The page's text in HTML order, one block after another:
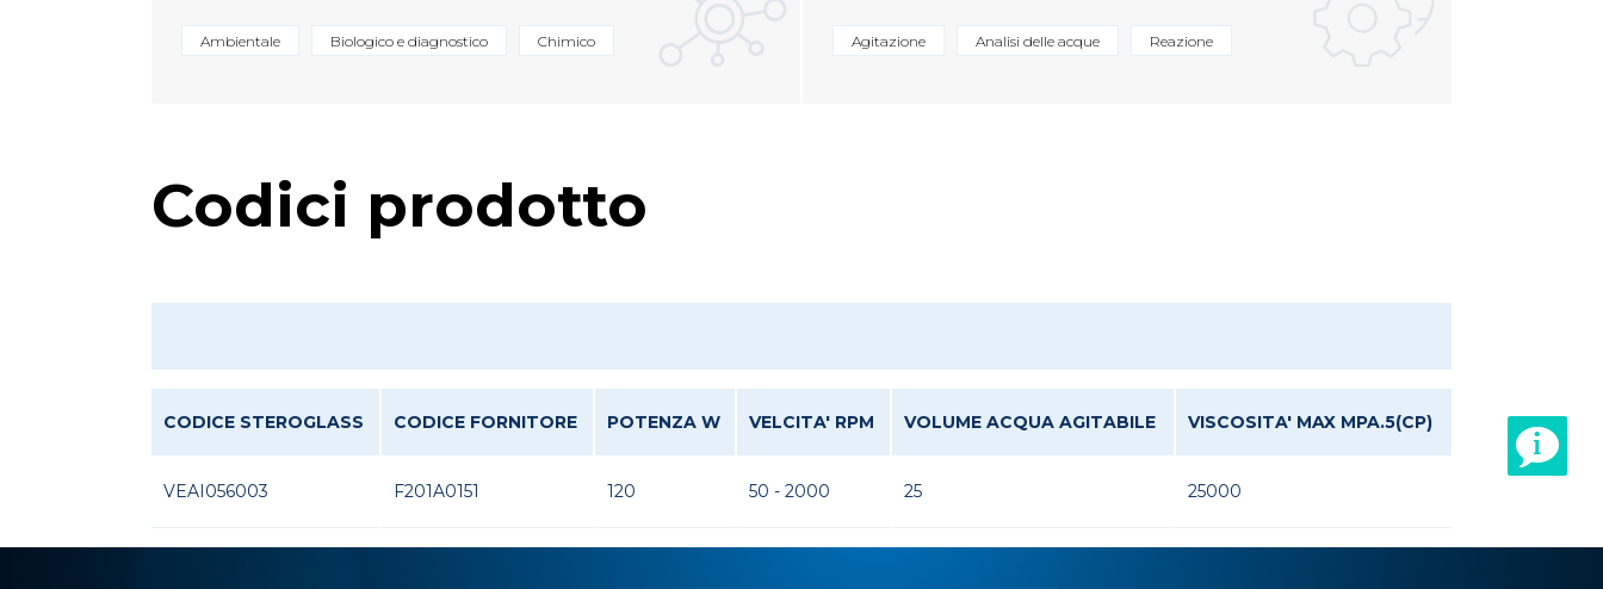
Ambientale Biologico e diagnostico Chimico Agitazione Analisi delle acque Reazione
Codici prodotto
CODICE STEROGLASS CODICE FORNITORE POTENZA W VELCITA' RPM VOLUME ACQUA AGITABILE VISCOSITA' MAX MPA.5(CP)
VEAI056003 F201A0151 120 50 - 2000 25 25000